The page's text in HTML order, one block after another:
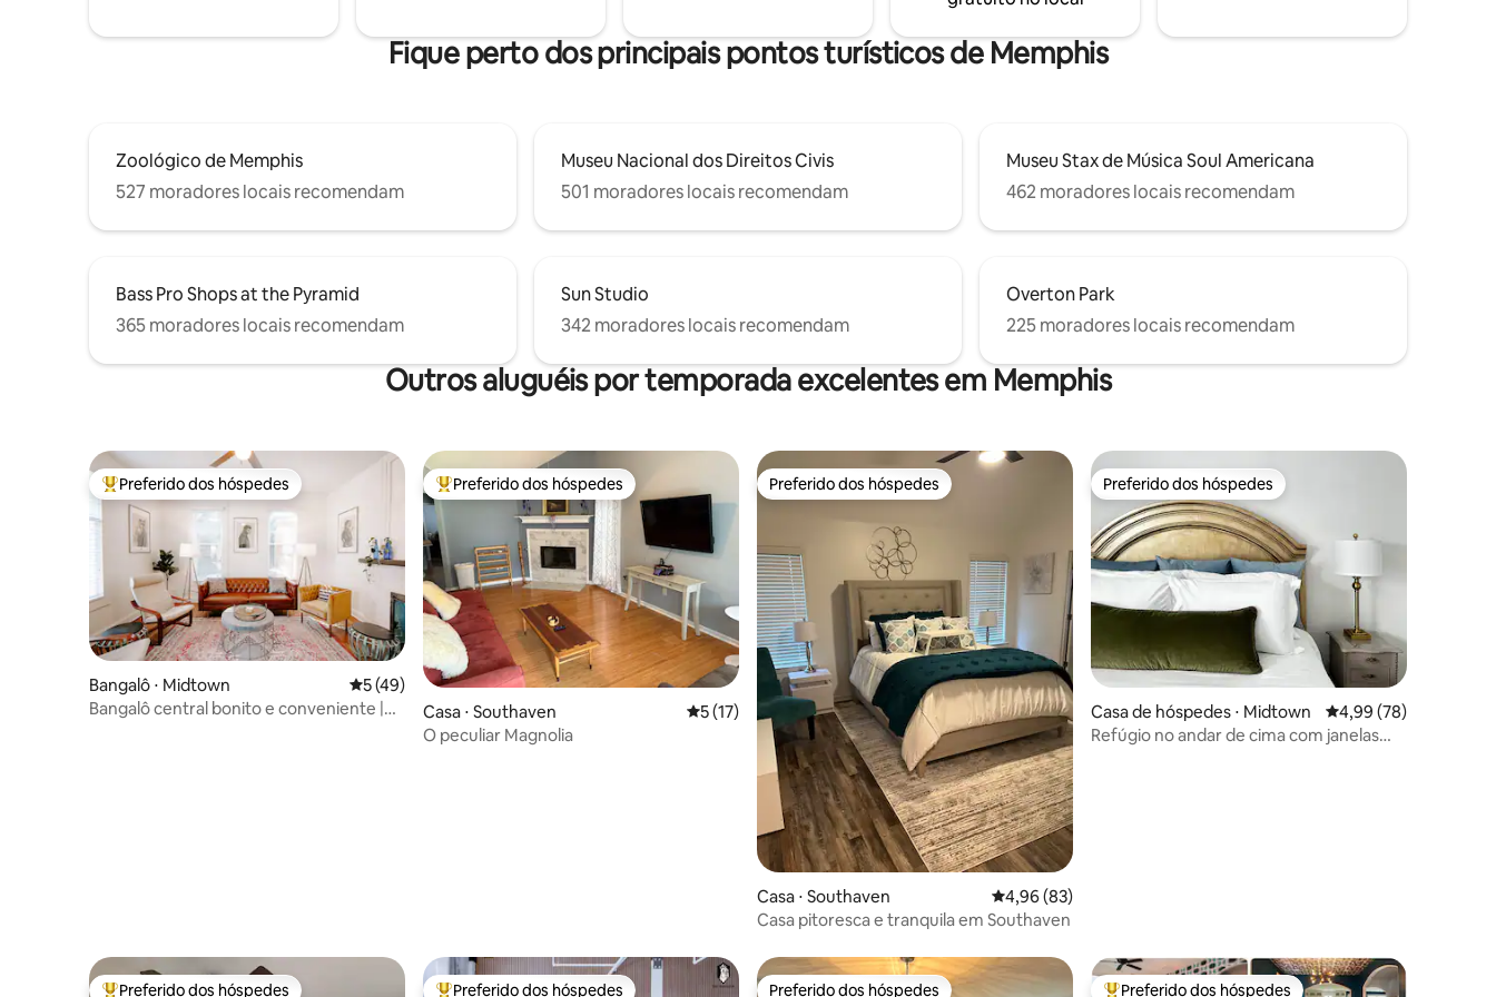
Animais de estimação são bem-vindos,
garagem adjacente ao edifício.)
~Estacionamento fechado
Fique perto dos principais pontos turísticos de Memphis
Zoológico de Memphis
527 moradores locais recomendam
Museu Nacional dos Direitos Civis
501 moradores locais recomendam
Museu Stax de Música Soul Americana
462 moradores locais recomendam
Bass Pro Shops at the Pyramid
365 moradores locais recomendam
Sun Studio
342 moradores locais recomendam
Overton Park
225 moradores locais recomendam
Outros aluguéis por temporada excelentes em Memphis
Entre os melhores preferidos dos hóspedes
Preferido dos hóspedes
Bangalô ⋅ Midtown 5 de uma avaliação média de 5, 49 avaliações
5 (49)
Bangalô central bonito e conveniente |
Entre os melhores preferidos dos hóspedes
Preferido dos hóspedes
Casa ⋅ Southaven 5 de uma avaliação média de 5, 17 avaliações
5 (17)
O peculiar Magnolia
Preferido dos hóspedes
Preferido dos hóspedes
Casa ⋅ Southaven 4,96 de uma avaliação média de 5, 83 avaliações
4,96 (83)
Casa pitoresca e tranquila em Southaven
Preferido dos hóspedes
Preferido dos hóspedes
Casa de hóspedes ⋅ Midtown 4,99 de uma
4,99 (78)
Refúgio no andar de cima com janelas
Preferido dos hóspedes Preferido dos hóspedes Preferido dos hóspedes Preferido dos hóspedes